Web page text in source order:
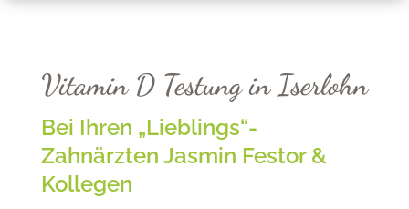
Vitamin D Testung in Iserlohn
Bei Ihren „Lieblings“-
Zahnärzten Jasmin Festor &
Kollegen